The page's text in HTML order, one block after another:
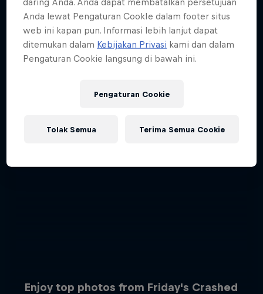
Enjoy top photos from Friday's Crashed
Anda lewat Pengaturan CookIe dalam footer situs
web ini kapan pun. Informasi lebih lanjut dapat
ditemukan dalam Kebijakan Privasi kami dan dalam
Pengaturan Cookie langsung di bawah ini.
Pengaturan Cookie
Tolak Semua Terima Semua Cookie